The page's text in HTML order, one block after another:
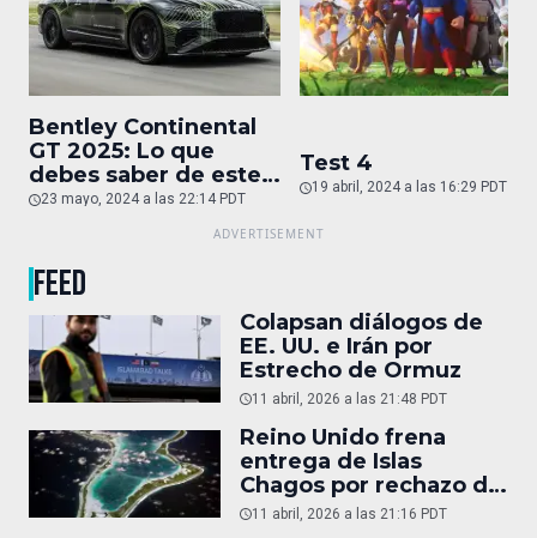
Bentley Continental
GT 2025: Lo que
debes saber de este
auto de superlujo
23 mayo, 2024 a las 22:14 PDT
Test 4
19 abril, 2024 a las 16:29 PDT
FEED
Colapsan diálogos de
EE. UU. e Irán por
Estrecho de Ormuz
11 abril, 2026 a las 21:48 PDT
Reino Unido frena
entrega de Islas
Chagos por rechazo de
Trump
11 abril, 2026 a las 21:16 PDT